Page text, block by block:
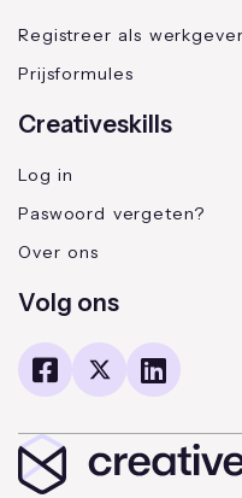
Registreer als werkgever
Prijsformules
Creativeskills
Log in
Paswoord vergeten?
Over ons
Volg ons